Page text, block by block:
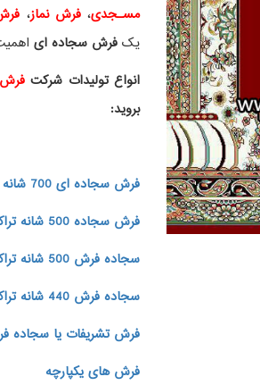
مسـجدی،فرش نماز،
یکفرش سجاده ای
انواع تولیدات شرکت
بروید:
فرش سجاده ای 700 شانه تراکم 2550
فرش سجاده 500 شانه تراکم 1200
سجاده فرش 500 شانه تراکم 1000
سجاده فرش 440 شانه تراکم 880
فرش تشریفات یا سجاده
فرش های یکپارچه